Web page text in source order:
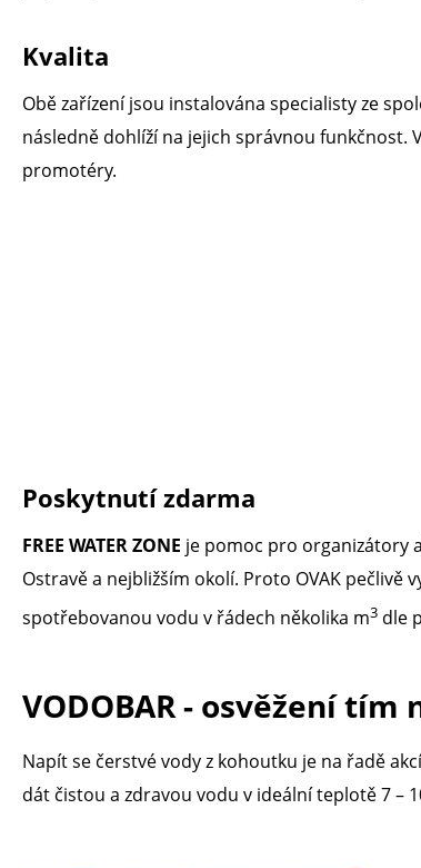
Kvalita
Obě zařízení jsou instalována specialisty ze
následně dohlíží na jejich správnou funkčnost.
promotéry.
Poskytnutí zdarma
FREE WATER ZONE je pomoc pro organizátory
Ostravě a nejbližším okolí. Proto OVAK
spotřebovanou vodu v řádech několika m3 dle
VODOBAR - osvěžení
Napít se čerstvé vody z kohoutku je na řadě
dát čistou a zdravou vodu v ideální teplotě 7 –